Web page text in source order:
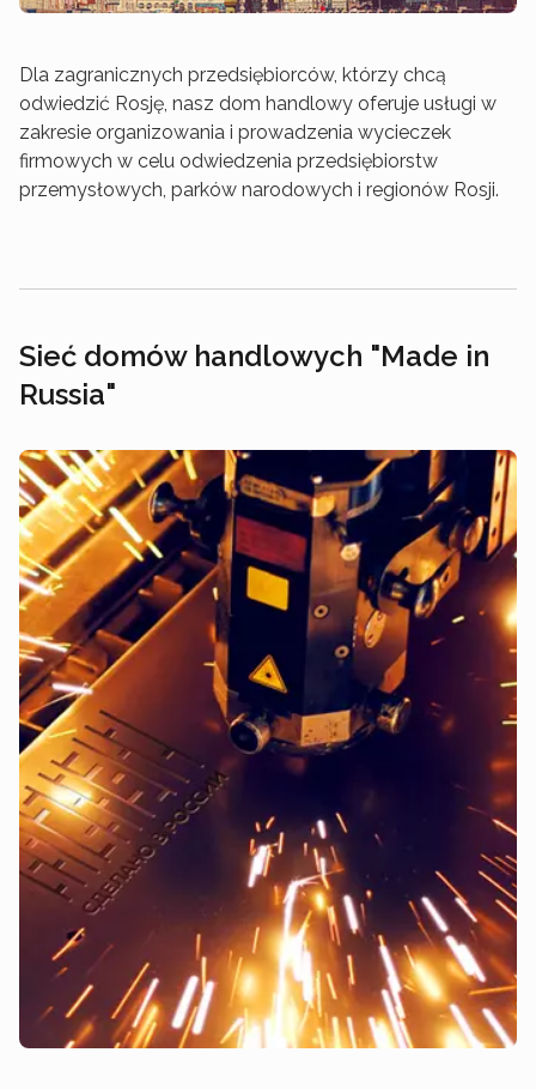
Dla zagranicznych przedsiębiorców, którzy chcą
odwiedzić Rosję, nasz dom handlowy oferuje usługi w
zakresie organizowania i prowadzenia wycieczek
firmowych w celu odwiedzenia przedsiębiorstw
przemysłowych, parków narodowych i regionów Rosji.
Sieć domów handlowych "Made in
Russia"